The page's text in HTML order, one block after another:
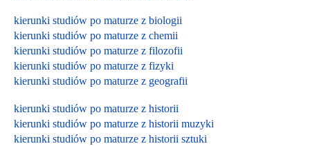
kierunki studiów po maturze z biologii
kierunki studiów po maturze z chemii
kierunki studiów po maturze z filozofii
kierunki studiów po maturze z fizyki
kierunki studiów po maturze z geografii
kierunki studiów po maturze z historii
kierunki studiów po maturze z historii muzyki
kierunki studiów po maturze z historii sztuki